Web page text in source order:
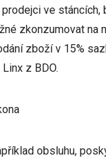
ve
zkonzumovat
zboží v 15%
z BDO.
obsluhu,